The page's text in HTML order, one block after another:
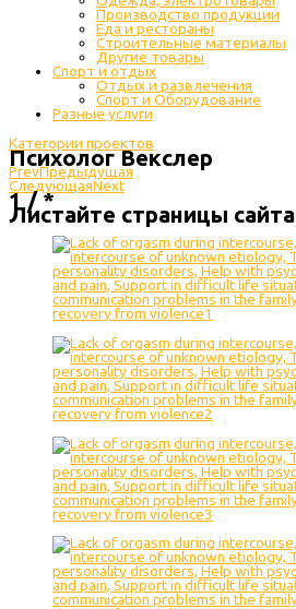
Производство продукции
Еда и рестораны
Строительные материалы
Другие товары
Спорт и отдых
Отдых и развлечения
Спорт и Оборудование
Разные услуги
Категории проектов
Психолог Векслер
PrevПредыдущая
СледующаяNext
1 / *
Листайте страницы сайта